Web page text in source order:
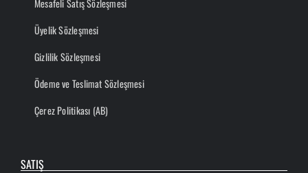
Mesafeli Satış Sözleşmesi
Üyelik Sözleşmesi
Gizlilik Sözleşmesi
Ödeme ve Teslimat Sözleşmesi
Çerez Politikası (AB)
SATIŞ